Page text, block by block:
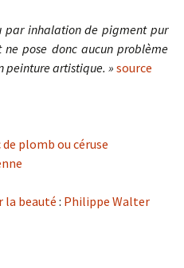
par inhalation de pigment pur
pose donc aucun problème
peinture artistique. » source
plomb ou céruse
la beauté : Philippe Walter
plomb